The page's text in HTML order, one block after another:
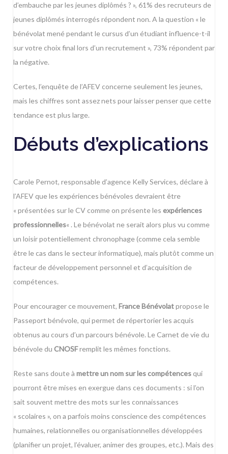
d’embauche par les jeunes diplômés ? », 61% des recruteurs de
jeunes diplômés interrogés répondent non. A la question « le
bénévolat mené pendant le cursus d’un étudiant influence-t-il
sur votre choix final lors d’un recrutement », 73% répondent par
la négative.
Certes, l’enquête de l’AFEV concerne seulement les jeunes,
mais les chiffres sont assez nets pour laisser penser que cette
tendance est plus large.
Débuts d’explications
Carole Pernot, responsable d’agence Kelly Services, déclare à
l’AFEV que les expériences bénévoles devraient être
« présentées sur le CV comme on présente les expériences
professionnelles« . Le bénévolat ne serait alors plus vu comme
un loisir potentiellement chronophage (comme cela semble
être le cas dans le secteur informatique), mais plutôt comme un
facteur de développement personnel et d’acquisition de
compétences.
Pour encourager ce mouvement, France Bénévolatpropose le
Passeport bénévole, qui permet de répertorier les acquis
obtenus au cours d’un parcours bénévole. LeCarnet de vie du
bénévoledu CNOSFremplit les mêmes fonctions.
Reste sans doute à mettre un nom sur les compétencesqui
pourront être mises en exergue dans ces documents : si l’on
sait souvent mettre des mots sur les connaissances
« scolaires », on a parfois moins conscience des compétences
humaines, relationnelles ou organisationnelles développées
(planifier un projet, l’évaluer, animer des groupes, etc.). Mais des